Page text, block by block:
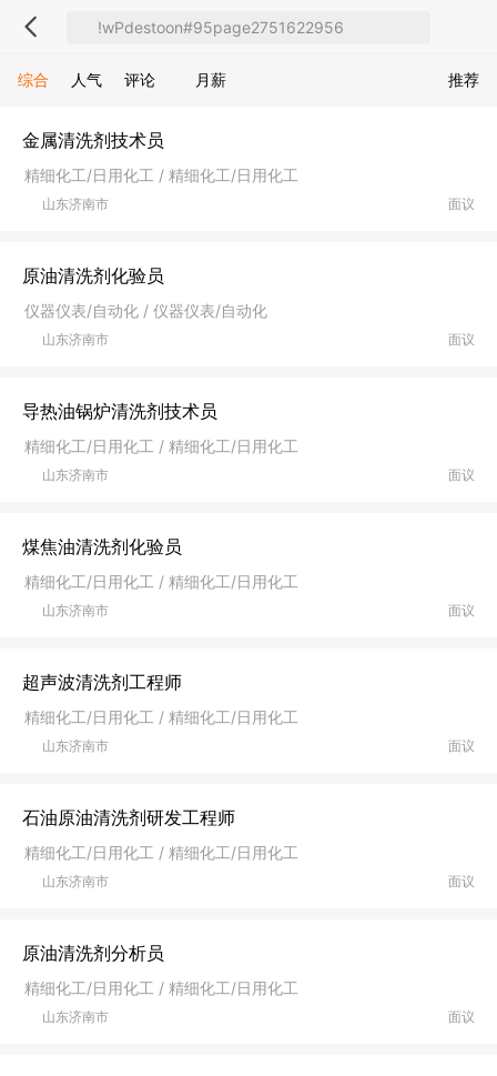
推荐
综合 人气 评论 月薪
金属清洗剂技术员
精细化工/日用化工 / 精细化工/日用化工
面议
山东济南市
原油清洗剂化验员
仪器仪表/自动化 / 仪器仪表/自动化
面议
山东济南市
导热油锅炉清洗剂技术员
精细化工/日用化工 / 精细化工/日用化工
面议
山东济南市
煤焦油清洗剂化验员
精细化工/日用化工 / 精细化工/日用化工
面议
山东济南市
超声波清洗剂工程师
精细化工/日用化工 / 精细化工/日用化工
面议
山东济南市
石油原油清洗剂研发工程师
精细化工/日用化工 / 精细化工/日用化工
面议
山东济南市
原油清洗剂分析员
精细化工/日用化工 / 精细化工/日用化工
面议
山东济南市